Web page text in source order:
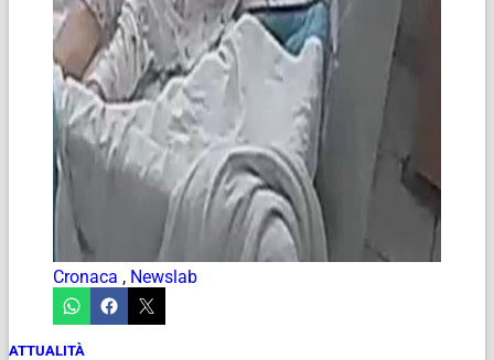
Cronaca , Newslab
ATTUALITÀ